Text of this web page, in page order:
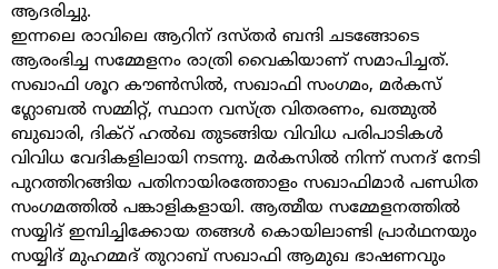
ആദരിച്ചു.
ഇന്നലെ രാവിലെ ആറിന് ദസ്തർ ബന്ദി ചടങ്ങോടെ
ആരംഭിച്ച സമ്മേളനം രാത്രി വൈകിയാണ് സമാപിച്ചത്.
സഖാഫി ശൂറ കൗൺസിൽ, സഖാഫി സംഗമം, മർകസ്
ഗ്ലോബൽ സമ്മിറ്റ്, സ്ഥാന വസ്ത്ര വിതരണം, ഖത്മുൽ
ബുഖാരി, ദിക്‌റ് ഹൽഖ തുടങ്ങിയ വിവിധ പരിപാടികൾ
വിവിധ വേദികളിലായി നടന്നു. മർകസിൽ നിന്ന് സനദ് നേടി
പുറത്തിറങ്ങിയ പതിനായിരത്തോളം സഖാഫിമാർ പണ്ഡിത
സംഗമത്തിൽ പങ്കാളികളായി. ആത്മീയ സമ്മേളനത്തിൽ
സയ്യിദ് ഇമ്പിച്ചിക്കോയ തങ്ങൾ കൊയിലാണ്ടി പ്രാർഥനയും
സയ്യിദ് മുഹമ്മദ് തുറാബ് സഖാഫി ആമുഖ ഭാഷണവും